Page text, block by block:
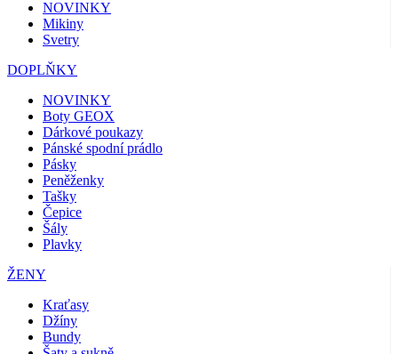
NOVINKY
Mikiny
Svetry
DOPLŇKY
NOVINKY
Boty GEOX
Dárkové poukazy
Pánské spodní prádlo
Pásky
Peněženky
Tašky
Čepice
Šály
Plavky
ŽENY
Kraťasy
Džíny
Bundy